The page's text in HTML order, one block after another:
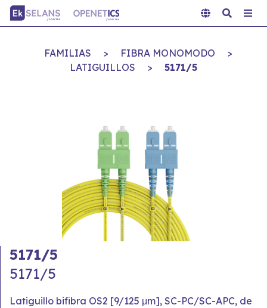
FAMILIAS > FIBRA MONOMODO
>
LATIGUILLOS
> 5171/5
5171/5
5171/5
Latiguillo bifibra OS2 [9/125 μm], SC-PC/SC-APC, de